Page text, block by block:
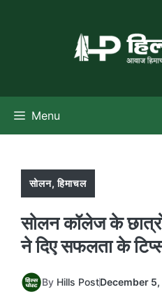
Menu
सोलन,हिमाचल
सोलन कॉलेज के
ने दिए सफलता के
By Hills PostDecember